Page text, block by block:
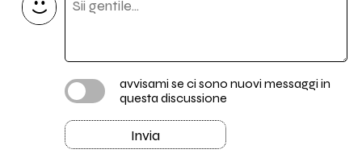
avvisami se ci sono nuovi messaggi in
questa discussione
Invia